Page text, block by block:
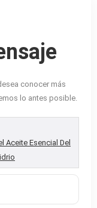
conocer más
lo antes posible.
Aceite Esencial Del